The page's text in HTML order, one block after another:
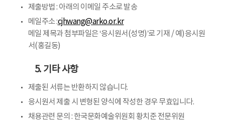
제출방법 : 아래의 이메일 주소로 발송
메일주소 :cjhwang@arko.or.kr
메일 제목과 첨부파일은 ‘응시원서(성명)’로 기재 / 예)응시원
서(홍길동)
5. 기타 사항
제출된 서류는 반환하지 않습니다.
응시원서 제출 시 변형된 양식에 작성한 경우 무효입니다.
채용관련 문의 : 한국문화예술위원회 황치준 전문위원